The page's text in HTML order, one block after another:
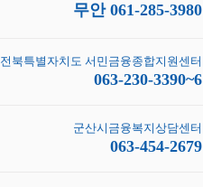
무안 061-285-3980
전북특별자치도 서민금융종합지원센터
063-230-3390~6
군산시금융복지상담센터
063-454-2679